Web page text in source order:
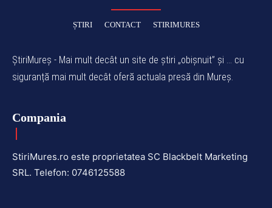
ȘTIRI CONTACT STIRIMURES
ȘtiriMureș - Mai mult decât un site de știri „obișnuit” și ... cu
siguranță mai mult decât oferă actuala presă din Mureș.
Compania
StiriMures.ro este proprietatea SC Blackbelt Marketing
SRL. Telefon: 0746125588